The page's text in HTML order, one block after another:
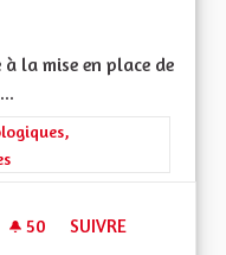
la mise en place de
: Les transitions
50 50 ABONNÉS
SUIVRE